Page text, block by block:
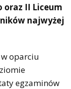
oraz II Liceum
najwyżej
w oparciu
egzaminów